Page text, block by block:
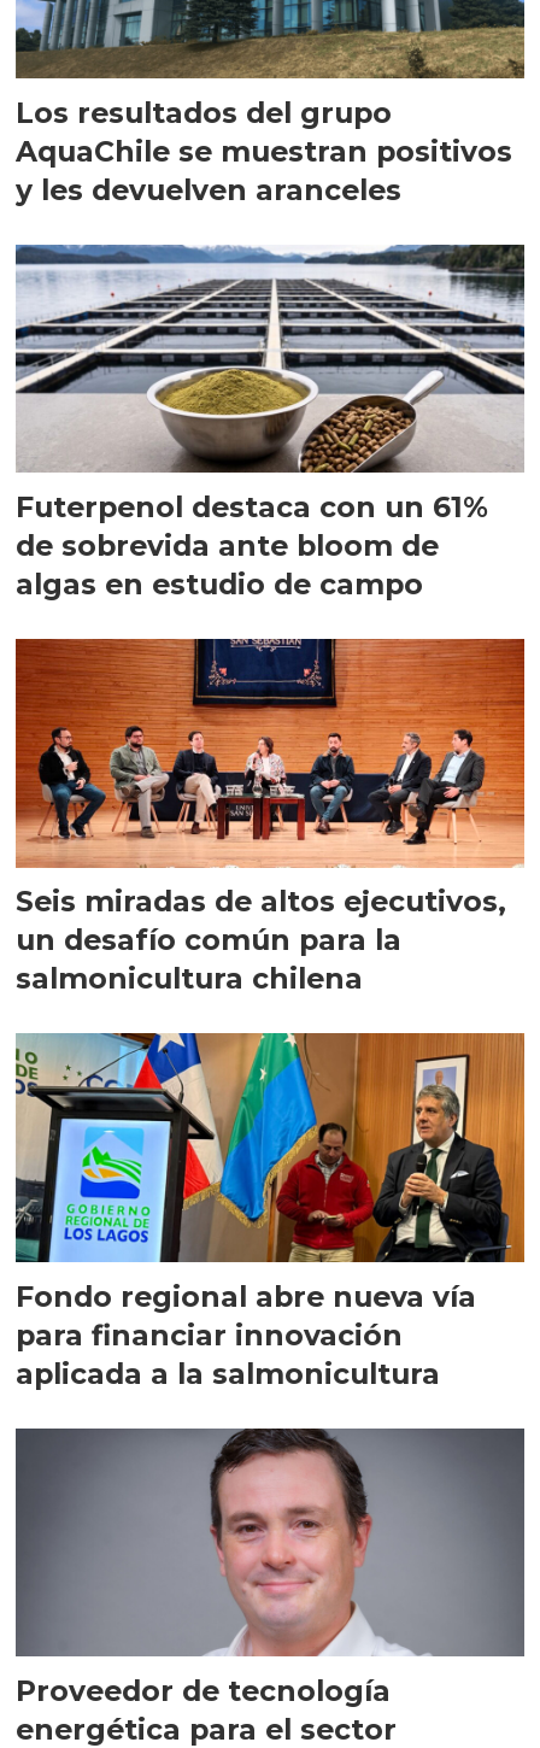
Los resultados del grupo
AquaChile se muestran positivos
y les devuelven aranceles
Futerpenol destaca con un 61%
de sobrevida ante bloom de
algas en estudio de campo
Seis miradas de altos ejecutivos,
un desafío común para la
salmonicultura chilena
Fondo regional abre nueva vía
para financiar innovación
aplicada a la salmonicultura
Proveedor de tecnología
energética para el sector